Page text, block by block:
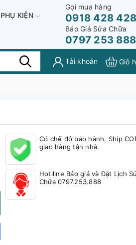
PHỤ KIỆN
Gọi mua hàng
0918 428 428
Báo Giá Sửa Chữa
0797 253 888
Tài khoản Giỏ
Có chế độ bảo hành. Ship
giao hàng tận nhà.
Hotlline Báo giá và Đặt Lịch
Chữa 0797.253.888